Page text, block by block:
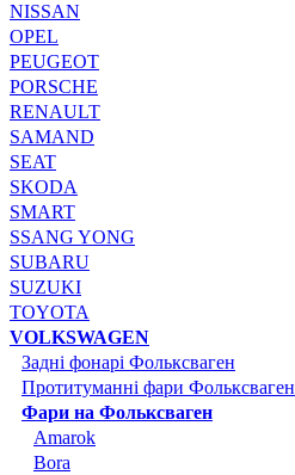
NISSAN
OPEL
PEUGEOT
PORSCHE
RENAULT
SAMAND
SEAT
SKODA
SMART
SSANG YONG
SUBARU
SUZUKI
TOYOTA
VOLKSWAGEN
Задні фонарі Фольксваген
Протитуманні фари Фольксваген
Фари на Фольксваген
Amarok
Bora